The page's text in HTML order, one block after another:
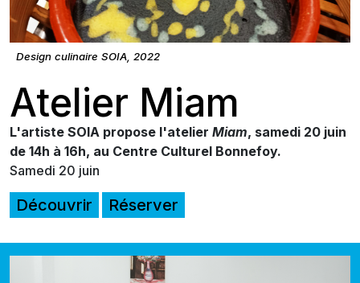
Design culinaire SOIA, 2022
Atelier Miam
L'artiste SOIA propose l'atelier Miam, samedi 20 juin
de 14h à 16h, au Centre Culturel Bonnefoy.
Samedi 20 juin
Découvrir Réserver